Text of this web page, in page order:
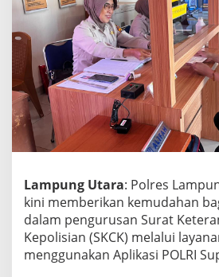
r
a
P
e
m
a
h
L
y
a
n
a
n
S
Lampung Utara: Polres
kini memberikan kemudahan
dalam pengurusan Surat
Kepolisian (SKCK) melalui
menggunakan Aplikasi POLRI